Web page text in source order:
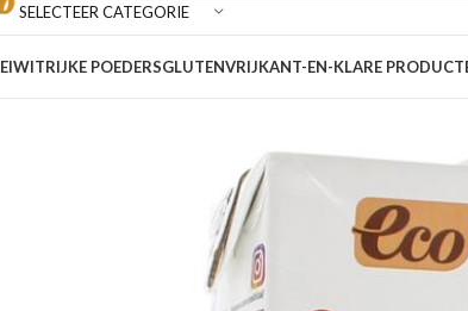
SELECTEER CATEGORIE
EIWITRIJKE POEDERSGLUTENVRIJKANT-EN-KLARE